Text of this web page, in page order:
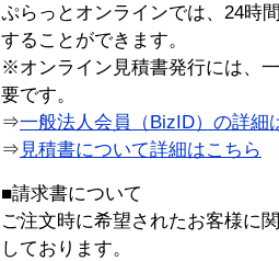
ぷらっとオンラインでは、24時
することができます。
※オンライン見積書発行には、
要です。
⇒一般法人会員（BizID）の詳細
⇒ 見積書について詳細はこちら
■請求書について
ご注文時に希望されたお客様に
しております。